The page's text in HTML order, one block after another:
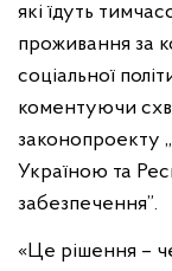
які їдуть
проживання за
соціальної
коментуючи
законопроекту
Україною та
забезпечення”.
«Це рішення –